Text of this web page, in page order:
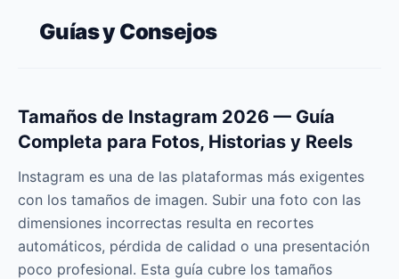
Guías y Consejos
Tamaños de Instagram 2026 — Guía
Completa para Fotos, Historias y Reels
Instagram es una de las plataformas más exigentes
con los tamaños de imagen. Subir una foto con las
dimensiones incorrectas resulta en recortes
automáticos, pérdida de calidad o una presentación
poco profesional. Esta guía cubre los tamaños